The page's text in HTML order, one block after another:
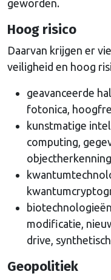
geworden.
Hoog risico
Daarvan krijgen er
veiligheid en hoog
geavanceerde
fotonica,
kunstmatige
computing,
modificatie,
drive,
Geopolitiek